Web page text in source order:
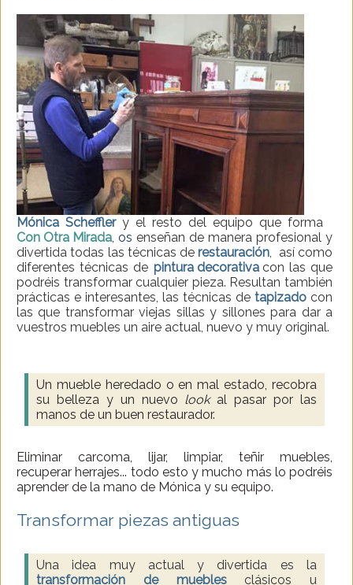
Mónica Scheffler y el resto del equipo que forma
Con Otra Mirada, os enseñan de manera profesional y
divertida todas las técnicas derestauración, así como
diferentes técnicas de pintura decorativa con las que
podréis transformar cualquier pieza. Resultan también
prácticas e interesantes, las técnicas de tapizado con
las que transformar viejas sillas y sillones para dar a
vuestros muebles un aire actual, nuevo y muy original.
Un mueble heredado o en mal estado, recobra
su belleza y un nuevo lookal pasar por las
manos de un buen restaurador.
Eliminar carcoma, lijar, limpiar, teñir muebles,
recuperar herrajes... todo esto y mucho más lo podréis
aprender de la mano de Mónica y su equipo.
Transformar piezas antiguas
Una idea muy actual y divertida es la
transformación de muebles
clásicos u